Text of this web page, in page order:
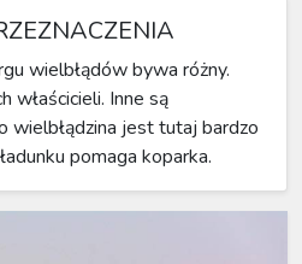
wielbłądów bywa różny.
właścicieli. Inne są
wielbłądzina jest tutaj bardzo
pomaga koparka.